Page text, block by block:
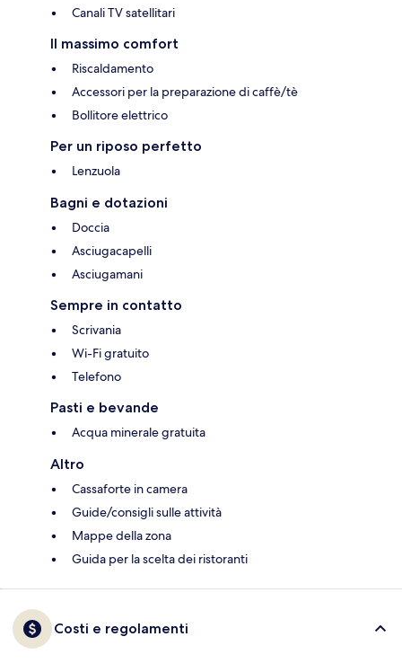
Canali TV satellitari
Il massimo comfort
Riscaldamento
Accessori per la preparazione di caffè/tè
Bollitore elettrico
Per un riposo perfetto
Lenzuola
Bagni e dotazioni
Doccia
Asciugacapelli
Asciugamani
Sempre in contatto
Scrivania
Wi-Fi gratuito
Telefono
Pasti e bevande
Acqua minerale gratuita
Altro
Cassaforte in camera
Guide/consigli sulle attività
Mappe della zona
Guida per la scelta dei ristoranti
Costi e regolamenti